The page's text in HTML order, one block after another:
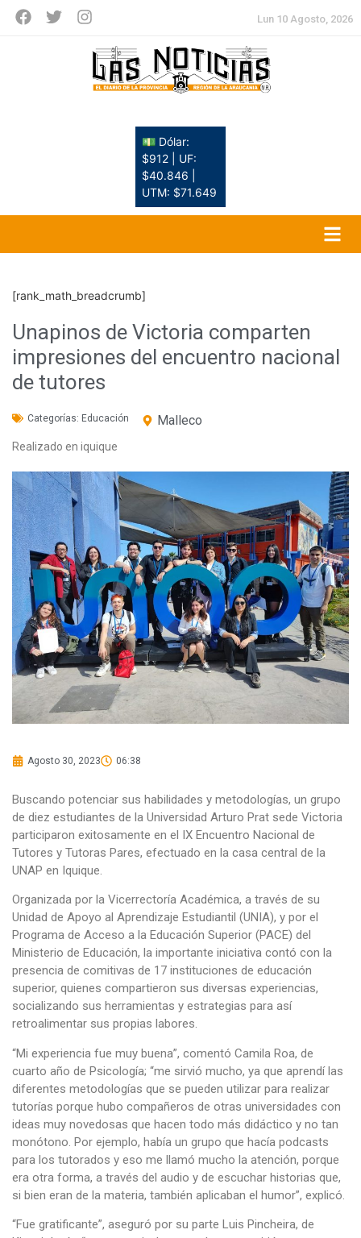
Lun 10 Agosto, 2026
💵 Dólar:
$912 | UF:
$40.846 |
UTM: $71.649
[rank_math_breadcrumb]
Unapinos de Victoria comparten
impresiones del encuentro nacional
de tutores
Categorías: Educación Malleco
Realizado en iquique
Agosto 30, 2023 06:38
Buscando potenciar sus habilidades y metodologías, un grupo
de diez estudiantes de la Universidad Arturo Prat sede Victoria
participaron exitosamente en el IX Encuentro Nacional de
Tutores y Tutoras Pares, efectuado en la casa central de la
UNAP en Iquique.
Organizada por la Vicerrectoría Académica, a través de su
Unidad de Apoyo al Aprendizaje Estudiantil (UNIA), y por el
Programa de Acceso a la Educación Superior (PACE) del
Ministerio de Educación, la importante iniciativa contó con la
presencia de comitivas de 17 instituciones de educación
superior, quienes compartieron sus diversas experiencias,
socializando sus herramientas y estrategias para así
retroalimentar sus propias labores.
“Mi experiencia fue muy buena”, comentó Camila Roa, de
cuarto año de Psicología; “me sirvió mucho, ya que aprendí las
diferentes metodologías que se pueden utilizar para realizar
tutorías porque hubo compañeros de otras universidades con
ideas muy novedosas que hacen todo más didáctico y no tan
monótono. Por ejemplo, había un grupo que hacía podcasts
para los tutorados y eso me llamó mucho la atención, porque
era otra forma, a través del audio y de escuchar historias que,
si bien eran de la materia, también aplicaban el humor”, explicó.
“Fue gratificante”, aseguró por su parte Luis Pincheira, de